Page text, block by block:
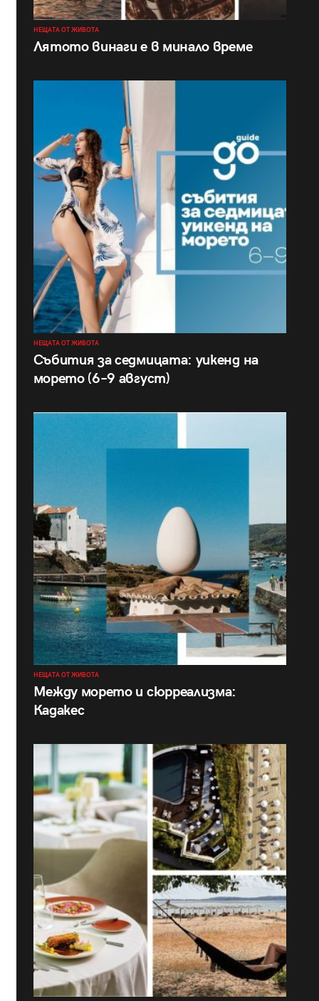
НЕЩАТА ОТ ЖИВОТА
Лятото винаги е в минало време
НЕЩАТА ОТ ЖИВОТА
Събития за седмицата: уикенд на
морето (6–9 август)
НЕЩАТА ОТ ЖИВОТА
Между морето и сюрреализма:
Кадакес